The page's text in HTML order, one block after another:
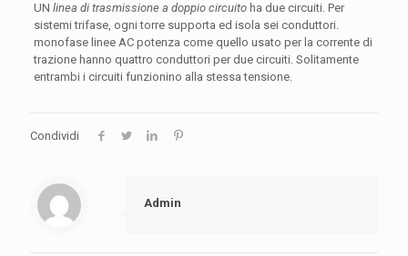
UN linea di trasmissione a doppio circuitoha due circuiti. Per
sistemi trifase, ogni torre supporta ed isola sei conduttori.
monofase linee AC potenza come quello usato per la corrente di
trazione hanno quattro conduttori per due circuiti. Solitamente
entrambi i circuiti funzionino alla stessa tensione.
Condividi
Admin